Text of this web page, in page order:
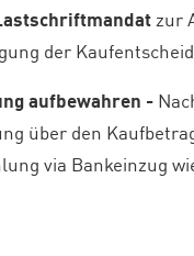
zur
der
aufbewahren -
über den
via Bankeinzug